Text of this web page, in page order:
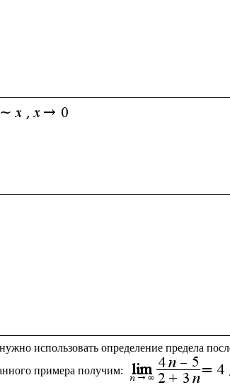
использовать определение предела
примера получим: